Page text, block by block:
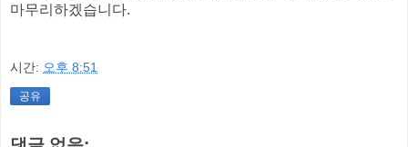
마무리하겠습니다.
시간: 오후 8:51
공유